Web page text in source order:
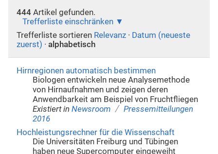
444Artikel gefunden.
Trefferliste einschränken
Trefferliste sortieren Relevanz · Datum (neueste
zuerst) · alphabetisch
Hirnregionen automatisch bestimmen
Biologen entwickeln neue Analysemethode
von Hirnaufnahmen und zeigen deren
Anwendbarkeit am Beispiel von Fruchtfliegen
Existiert in Newsroom / Pressemitteilungen
2016
Hochleistungsrechner für die Wissenschaft
Die Universitäten Freiburg und Tübingen
haben neue Supercomputer eingeweiht